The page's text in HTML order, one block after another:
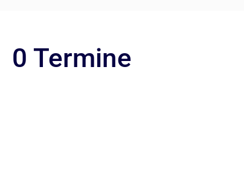
0 Termine